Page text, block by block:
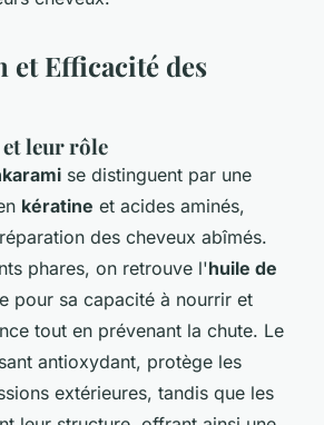
et Efficacité des
leur rôle
se distinguent par une
kératine et acides aminés,
des cheveux abîmés.
phares, on retrouve l'huile de
pour sa capacité à nourrir et
tout en prévenant la chute. Le
antioxydant, protège les
extérieures, tandis que les